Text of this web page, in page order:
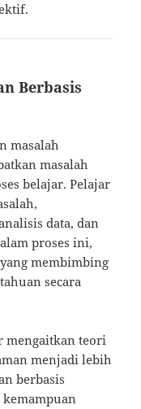
Berbasis
masalah
masalah
belajar. Pelajar
data, dan
proses ini,
membimbing
secara
mengaitkan teori
menjadi lebih
berbasis
kemampuan